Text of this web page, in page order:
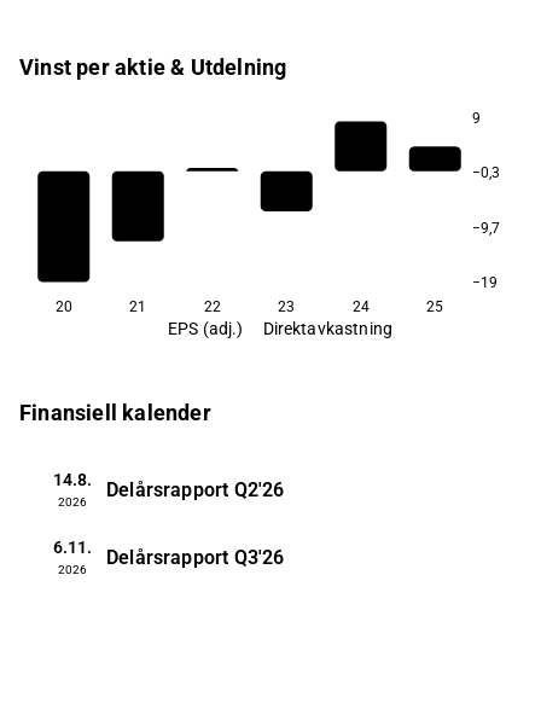
Vinst per aktie & Utdelning
9
−0,3
−9,7
−19
20
21 22 23 24 25
EPS (adj.) Direktavkastning
Finansiell kalender
14.8.
2026
Delårsrapport Q2'26
6.11.
2026
Delårsrapport Q3'26